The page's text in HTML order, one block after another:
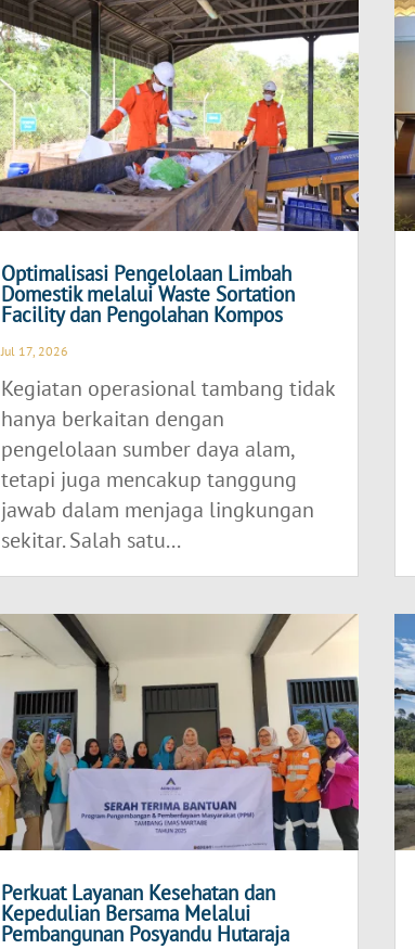
Optimalisasi Pengelolaan Limbah
Domestik melalui Waste Sortation
Facility dan Pengolahan Kompos
Jul 17, 2026
Kegiatan operasional tambang tidak
hanya berkaitan dengan
pengelolaan sumber daya alam,
tetapi juga mencakup tanggung
jawab dalam menjaga lingkungan
sekitar. Salah satu...
Perkuat Layanan Kesehatan dan
Kepedulian Bersama Melalui
Pembangunan Posyandu Hutaraja